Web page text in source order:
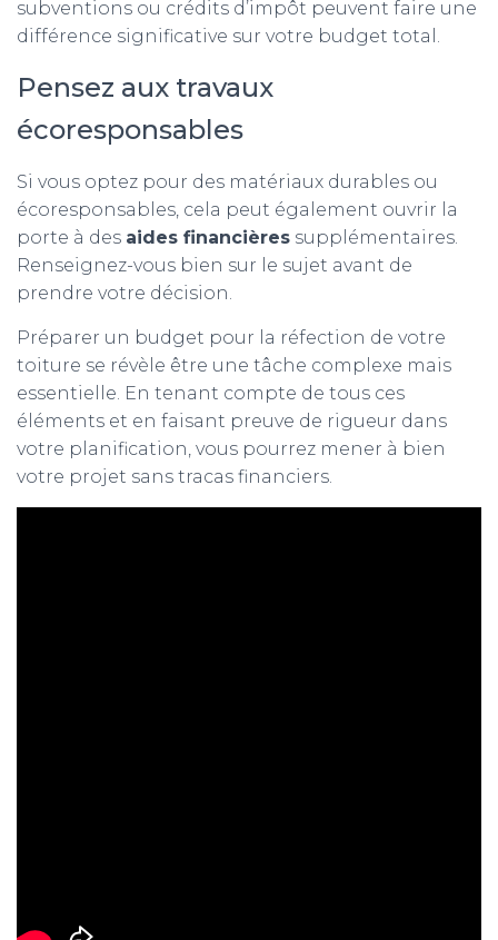
subventions ou crédits d’impôt peuvent faire une
différence significative sur votre budget total.
Pensez aux travaux
écoresponsables
Si vous optez pour des matériaux durables ou
écoresponsables, cela peut également ouvrir la
porte à des aides financières supplémentaires.
Renseignez-vous bien sur le sujet avant de
prendre votre décision.
Préparer un budget pour la réfection de votre
toiture se révèle être une tâche complexe mais
essentielle. En tenant compte de tous ces
éléments et en faisant preuve de rigueur dans
votre planification, vous pourrez mener à bien
votre projet sans tracas financiers.